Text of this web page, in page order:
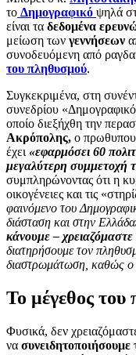
το Δημογραφικό ψηλά
είναι τα δεδομένα
μείωση των γεννήσεων
συνοδευόμενη από
του πληθυσμού.
Συγκεκριμένα, στη
συνεδρίου
οποίο διεξήχθη την
Ακρόπολης, ο
έχει «εφαρμόσει 60
μεγαλύτερη συμμετοχή
συμπληρώνοντας ότι η
οικογένειες και τις
φαινόμενο του
διάσταση και στην Ελλάδα
κάνουμε –
διατηρήσουμε τον
διαστρωμάτωση, καθώς ο
Το μέγεθος του
Φυσικά, δεν
να